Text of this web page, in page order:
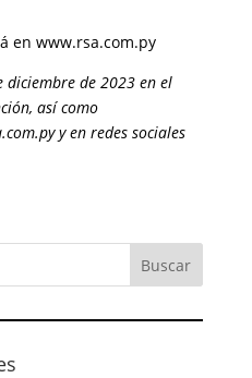
en www.rsa.com.py
diciembre de 2023 en el
así como
y en redes sociales